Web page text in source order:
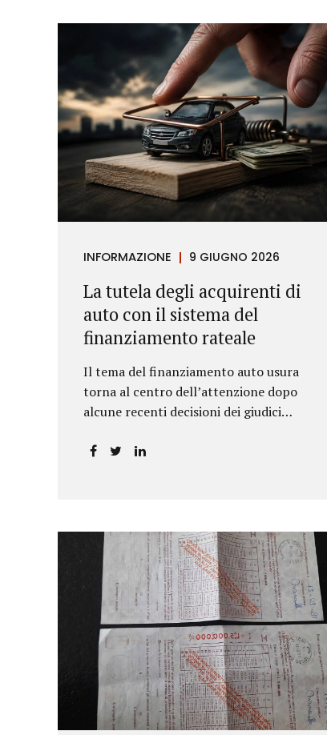
INFORMAZIONE 9 GIUGNO 2026
La tutela degli acquirenti di
auto con il sistema del
finanziamento rateale
Il tema del finanziamento auto usura
torna al centro dell’attenzione dopo
alcune recenti decisioni dei giudici
anche i costi assicurativi collegati al
consumatori.